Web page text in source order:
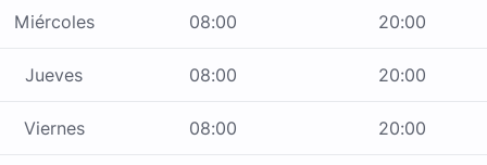
Miércoles 08:00 20:00
Jueves 08:00 20:00
Viernes 08:00 20:00